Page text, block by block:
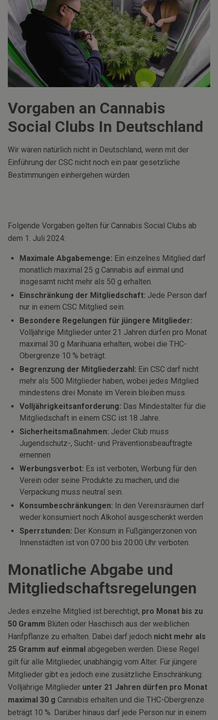
Vorgaben an Cannabis
Social Clubs In Deutschland
Wir wären natürlich nicht in Deutschland, wenn mit der
Einführung der CSC nicht noch ein paar gesetzliche
Bestimmungen einhergehen würden.
Folgende Vorgaben gelten für Cannabis Social Clubs ab
dem 1. Juli 2024:
Maximale Abgabemenge: Ein einzelnes Mitglied darf
monatlich maximal 25 g Cannabis auf einmal und
insgesamt nicht mehr als 50 g erhalten.
Einschränkung der Mitgliedschaft: Jede Person darf
nur in einem CSC Mitglied sein.
Besondere Regelungen für jüngere Mitglieder:
Volljährige Mitglieder unter 21 Jahren dürfen pro Monat
maximal 30 g Marihuana erhalten, wobei die THC-
Obergrenze 10 % beträgt.
Begrenzung der Mitgliederzahl: Ein CSC darf nicht
mehr als 500 Mitglieder haben, wobei jedes Mitglied
mindestens drei Monate im Verein bleiben muss.
Volljährigkeitsanforderung: Das Mindestalter für die
Mitgliedschaft in einem CSC ist 18 Jahre.
Sicherheitsmaßnahmen: Jeder Club muss
Jugendschutz-, Sucht- und Präventionsbeauftragte
ernennen
Werbungsverbot: Es ist verboten, Werbung für den
Verein oder seine Produkte zu machen, und die
Verpackung muss neutral sein.
Konsumbeschränkungen: In den Vereinsräumen darf
weder konsumiert noch Alkohol ausgeschenkt werden
Sperrstunden: Der Konsum in Fußgängerzonen von
Innenstädten ist von 07:00 bis 20:00 Uhr verboten.
Monatliche Abgabe und
Mitgliedschaftsregelungen
Jedes einzelne Mitglied ist berechtigt, pro Monat bis zu
50 Gramm Blüten oder Haschisch aus der weiblichen
Hanfpflanze zu erhalten. Dabei darf jedoch nicht mehr als
25 Gramm auf einmal abgegeben werden. Diese Regel
gilt für alle Mitglieder, unabhängig vom Alter. Für jüngere
Mitglieder gibt es jedoch eine zusätzliche Einschränkung:
Volljährige Mitglieder unter 21 Jahren dürfen pro Monat
maximal 30 g Cannabis erhalten und die THC-Obergrenze
beträgt 10 %. Darüber hinaus darf jede Person nur in einem